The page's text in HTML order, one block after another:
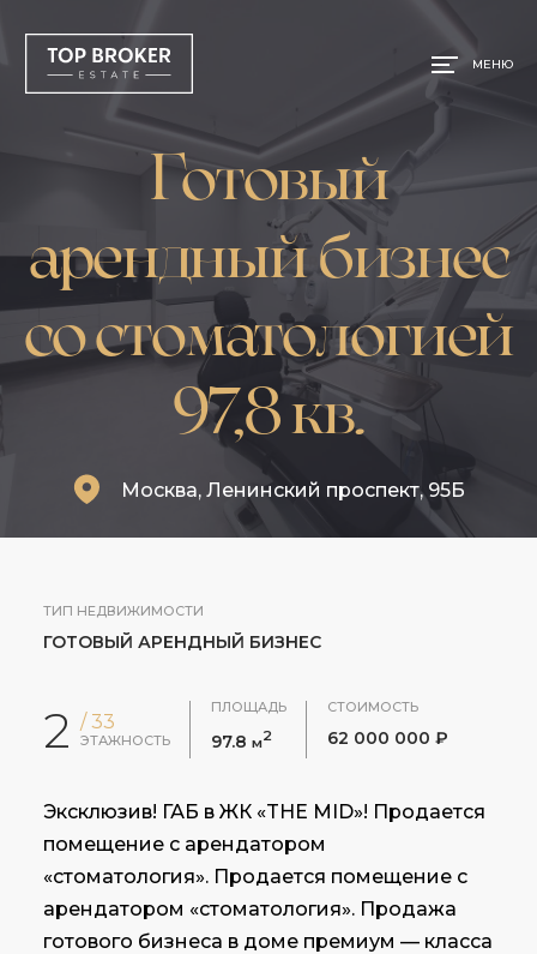
МЕНЮ
Готовый
арендный бизнес
со стоматологией
97,8 кв.
Москва, Ленинский проспект, 95Б
ТИП НЕДВИЖИМОСТИ
ГОТОВЫЙ АРЕНДНЫЙ БИЗНЕС
2 / 33
ЭТАЖНОСТЬ
ПЛОЩАДЬ
97.8 м2
СТОИМОСТЬ
62 000 000 ₽
Эксклюзив! ГАБ в ЖК «THE MID»! Продается
помещение с арендатором
«стоматология». Продается помещение с
арендатором «стоматология». Продажа
готового бизнеса в доме премиум — класса